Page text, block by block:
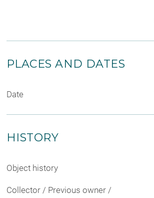
PLACES AND DATES
Date
HISTORY
Object history
Collector / Previous owner /